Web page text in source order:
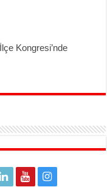
Kongresi’nde